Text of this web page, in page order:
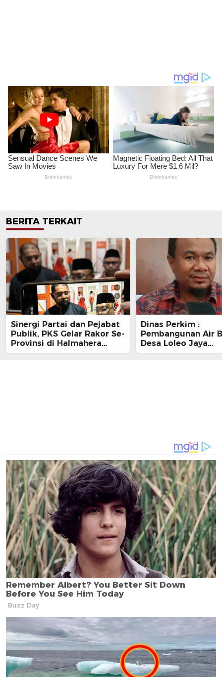
BERITA TERKAIT
Sinergi Partai dan Pejabat
Publik, PKS Gelar Rakor Se-
Provinsi di Halmahera
Selatan
Dinas Perkim :
Pembangunan Air
Desa Loleo Jaya
Terdampak